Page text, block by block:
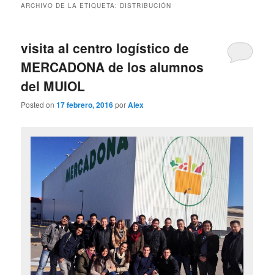
ARCHIVO DE LA ETIQUETA: DISTRIBUCIÓN
visita al centro logístico de
MERCADONA de los alumnos
del MUIOL
Posted on17 febrero, 2016porAlex